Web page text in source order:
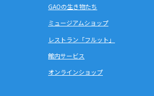
GAOの生き物たち
ミュージアムショップ
レストラン「フルット」
館内サービス
オンラインショップ